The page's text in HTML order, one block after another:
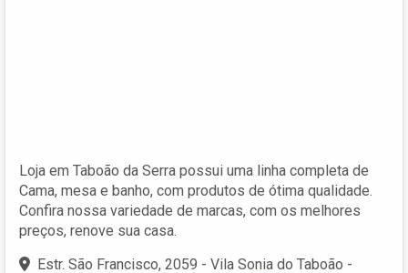
Loja em Taboão da Serra possui uma linha completa de
Cama, mesa e banho, com produtos de ótima qualidade.
Confira nossa variedade de marcas, com os melhores
preços, renove sua casa.
Estr. São Francisco, 2059 - Vila Sonia do Taboão -